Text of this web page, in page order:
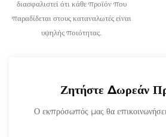
διασφαλιστεί ότι κάθε προϊόν που
παραδίδεται στους καταναλωτές είναι
υψηλής ποιότητας.
Ζητήστε Δωρεάν
Ο εκπρόσωπός μας θα